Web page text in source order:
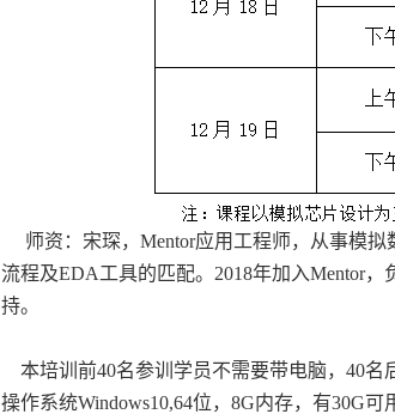
师资：宋琛，Mentor应用工程师，从事模
流程及EDA工具的匹配。 2018年加入Mentor，
持。
本培训前40名参训学员不需要带电脑，40名
操作系统Windows10,64位， 8G内存，有30G可